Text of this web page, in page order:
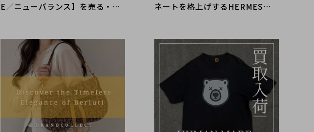
E／ニューバランス】を売る・買
ー カシュー入荷｜Buy & Sell Lu
xury in Ueno Tokyo｜Tax-Free
Available
ネートを格上げするHERMESア